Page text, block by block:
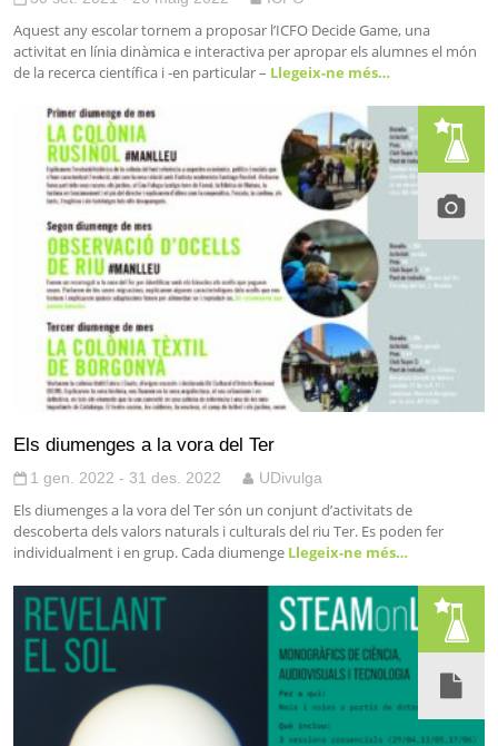
Aquest any escolar tornem a proposar l’ICFO Decide Game, una
activitat en línia dinàmica e interactiva per apropar els alumnes el món
de la recerca científica i -en particular – Llegeix-ne més…
Els diumenges a la vora del Ter
1 gen. 2022 - 31 des. 2022 UDivulga
Els diumenges a la vora del Ter són un conjunt d’activitats de
descoberta dels valors naturals i culturals del riu Ter. Es poden fer
individualment i en grup. Cada diumenge Llegeix-ne més…